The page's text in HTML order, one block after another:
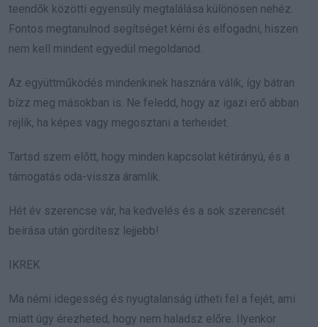
teendők közötti egyensúly megtalálása különösen nehéz.
Fontos megtanulnod segítséget kérni és elfogadni, hiszen
nem kell mindent egyedül megoldanod.
Az együttműködés mindenkinek hasznára válik, így bátran
bízz meg másokban is. Ne feledd, hogy az igazi erő abban
rejlik, ha képes vagy megosztani a terheidet.
Tartsd szem előtt, hogy minden kapcsolat kétirányú, és a
támogatás oda-vissza áramlik.
Hét év szerencse vár, ha kedvelés és a sok szerencsét
beírása után gördítesz lejjebb!
IKREK
Ma némi idegesség és nyugtalanság ütheti fel a fejét, ami
miatt úgy érezheted, hogy nem haladsz előre. Ilyenkor